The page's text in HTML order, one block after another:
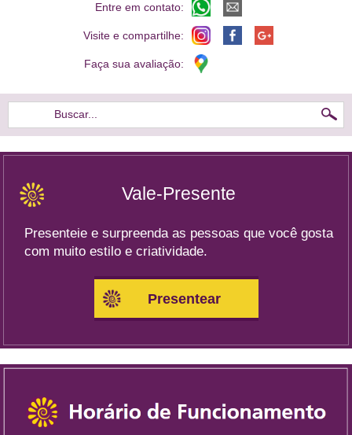
Entre em contato:
Visite e compartilhe:
Faça sua avaliação:
Buscar...
Vale-Presente
Presenteie e surpreenda as pessoas que você gosta
com muito estilo e criatividade.
Presentear